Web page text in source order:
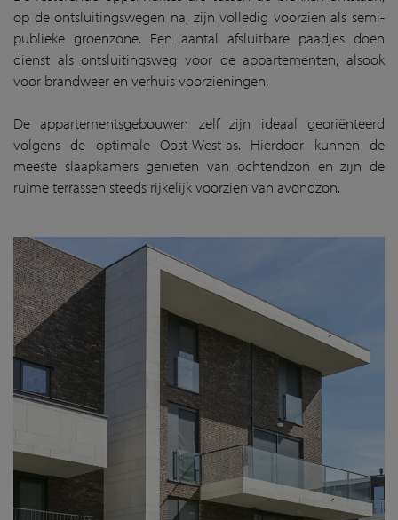
op de ontsluitingswegen na, zijn volledig voorzien als semi-
publieke groenzone. Een aantal afsluitbare paadjes doen
dienst als ontsluitingsweg voor de appartementen, alsook
voor brandweer en verhuis voorzieningen.
De appartementsgebouwen zelf zijn ideaal georiënteerd
volgens de optimale Oost-West-as. Hierdoor kunnen de
meeste slaapkamers genieten van ochtendzon en zijn de
ruime terrassen steeds rijkelijk voorzien van avondzon.